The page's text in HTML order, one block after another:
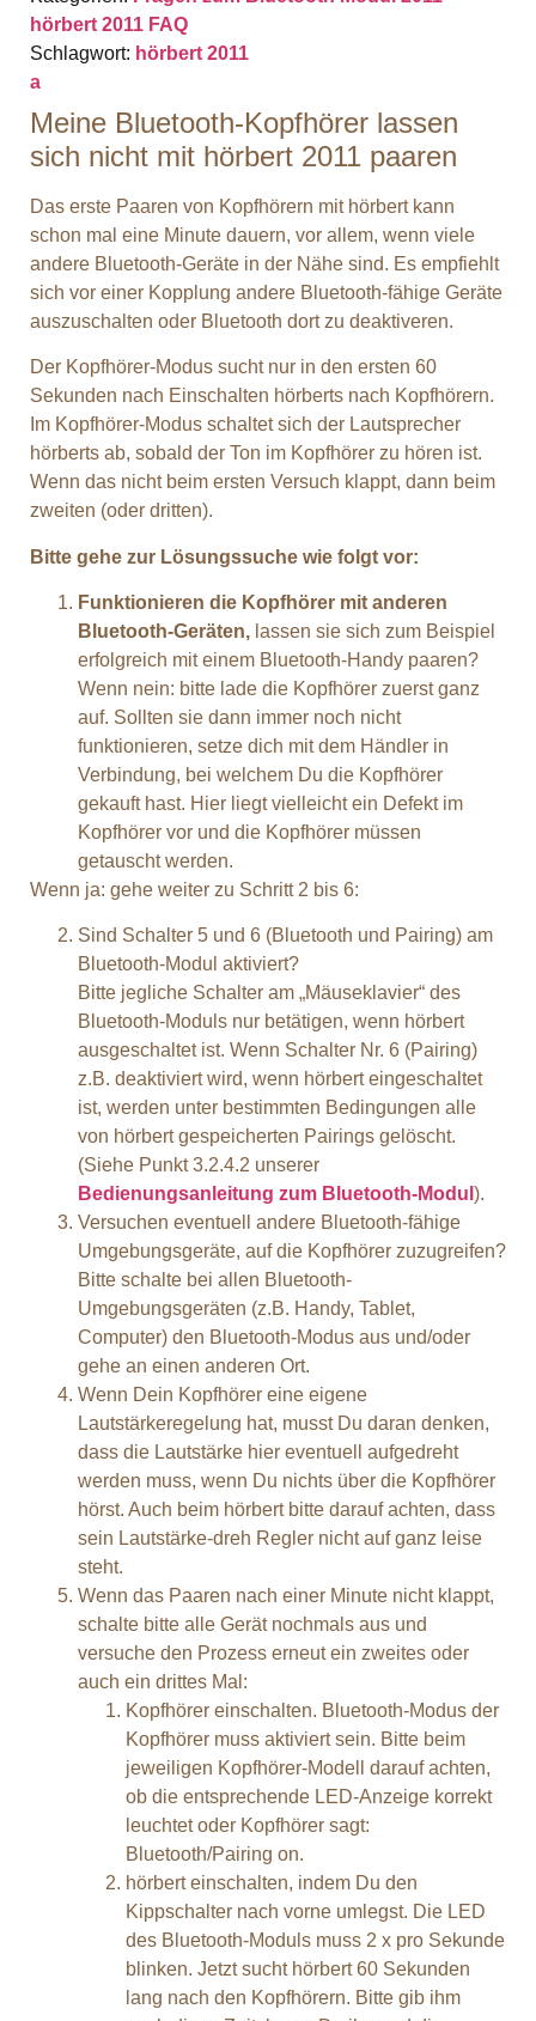
hörbert 2011 FAQ
Schlagwort: hörbert 2011
a
Meine Bluetooth-Kopfhörer lassen
sich nicht mit hörbert 2011 paaren
Das erste Paaren von Kopfhörern mit hörbert kann
schon mal eine Minute dauern, vor allem, wenn viele
andere Bluetooth-Geräte in der Nähe sind. Es empfiehlt
sich vor einer Kopplung andere Bluetooth-fähige Geräte
auszuschalten oder Bluetooth dort zu deaktiveren.
Der Kopfhörer-Modus sucht nur in den ersten 60
Sekunden nach Einschalten hörberts nach Kopfhörern.
Im Kopfhörer-Modus schaltet sich der Lautsprecher
hörberts ab, sobald der Ton im Kopfhörer zu hören ist.
Wenn das nicht beim ersten Versuch klappt, dann beim
zweiten (oder dritten).
Bitte gehe zur Lösungssuche wie folgt vor:
Funktionieren die Kopfhörer mit anderen
Bluetooth-Geräten, lassen sie sich zum Beispiel
erfolgreich mit einem Bluetooth-Handy paaren?
Wenn nein: bitte lade die Kopfhörer zuerst ganz
auf. Sollten sie dann immer noch nicht
funktionieren, setze dich mit dem Händler in
Verbindung, bei welchem Du die Kopfhörer
gekauft hast. Hier liegt vielleicht ein Defekt im
Kopfhörer vor und die Kopfhörer müssen
getauscht werden.
Wenn ja: gehe weiter zu Schritt 2 bis 6:
Sind Schalter 5 und 6 (Bluetooth und Pairing) am
Bluetooth-Modul aktiviert?
Bitte jegliche Schalter am „Mäuseklavier“ des
Bluetooth-Moduls nur betätigen, wenn hörbert
ausgeschaltet ist. Wenn Schalter Nr. 6 (Pairing)
z.B. deaktiviert wird, wenn hörbert eingeschaltet
ist, werden unter bestimmten Bedingungen alle
von hörbert gespeicherten Pairings gelöscht.
(Siehe Punkt 3.2.4.2 unserer
Bedienungsanleitung zum Bluetooth-Modul ).
Versuchen eventuell andere Bluetooth-fähige
Umgebungsgeräte, auf die Kopfhörer zuzugreifen?
Bitte schalte bei allen Bluetooth-
Umgebungsgeräten (z.B. Handy, Tablet,
Computer) den Bluetooth-Modus aus und/oder
gehe an einen anderen Ort.
Wenn Dein Kopfhörer eine eigene
Lautstärkeregelung hat, musst Du daran denken,
dass die Lautstärke hier eventuell aufgedreht
werden muss, wenn Du nichts über die Kopfhörer
hörst. Auch beim hörbert bitte darauf achten, dass
sein Lautstärke-dreh Regler nicht auf ganz leise
steht.
Wenn das Paaren nach einer Minute nicht klappt,
schalte bitte alle Gerät nochmals aus und
versuche den Prozess erneut ein zweites oder
auch ein drittes Mal:
Kopfhörer einschalten. Bluetooth-Modus der
Kopfhörer muss aktiviert sein. Bitte beim
jeweiligen Kopfhörer-Modell darauf achten,
ob die entsprechende LED-Anzeige korrekt
leuchtet oder Kopfhörer sagt:
Bluetooth/Pairing on.
hörbert einschalten, indem Du den
Kippschalter nach vorne umlegst. Die LED
des Bluetooth-Moduls muss 2 x pro Sekunde
blinken. Jetzt sucht hörbert 60 Sekunden
lang nach den Kopfhörern. Bitte gib ihm